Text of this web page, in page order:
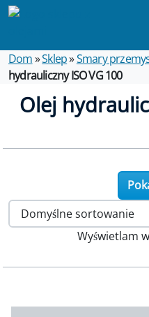
Dom»Sklep»Smary
hydrauliczny ISO VG 100
Olej
Wyświetlam